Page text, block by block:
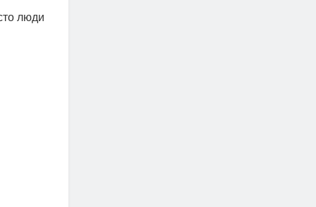
люди